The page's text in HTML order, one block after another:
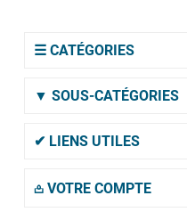
☰ CATÉGORIES
▼ SOUS-CATÉGORIES
✔ LIENS UTILES
𖡌 VOTRE COMPTE